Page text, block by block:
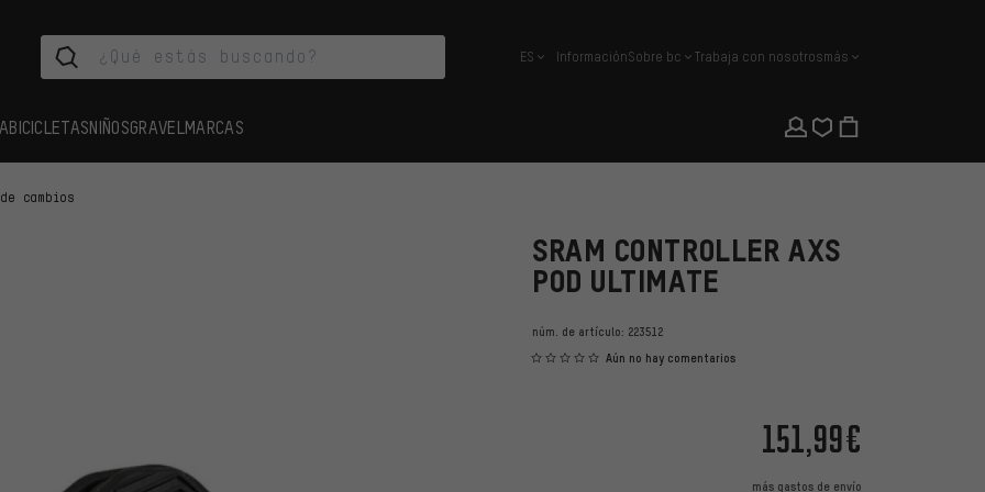
español
ES InformaciónSobre bc Trabaja con nosotrosmás
BICICLETASNIÑOSGRAVEL MARCAS
cambios
SRAM CONTROLLER AXS
POD ULTIMATE
núm. de artículo: 223512
Aún no hay comentarios
151,99€
más gastos de envío